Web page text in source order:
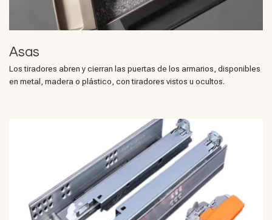
Asas
Los tiradores abren y cierran las puertas de los armarios, disponibles
en metal, madera o plástico, con tiradores vistos u ocultos.